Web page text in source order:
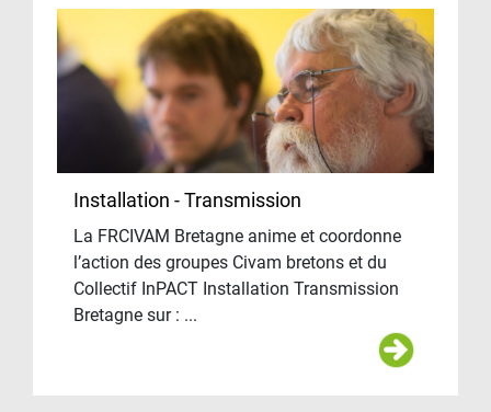
Installation - Transmission
La FRCIVAM Bretagne anime et coordonne
l’action des groupes Civam bretons et du
Collectif InPACT Installation Transmission
Bretagne sur : ...